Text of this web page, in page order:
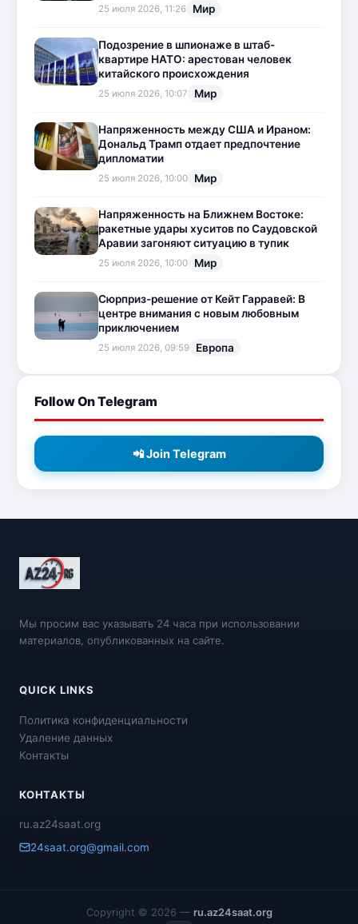
25 июля 2026, 11:26 Мир
Подозрение в шпионаже в штаб-
квартире НАТО: арестован человек
китайского происхождения
25 июля 2026, 10:07 Мир
Напряженность между США и Ираном:
Дональд Трамп отдает предпочтение
дипломатии
25 июля 2026, 10:00 Мир
Напряженность на Ближнем Востоке:
ракетные удары хуситов по Саудовской
Аравии загоняют ситуацию в тупик
25 июля 2026, 10:00 Мир
Сюрприз-решение от Кейт Гарравей: В
центре внимания с новым любовным
приключением
25 июля 2026, 09:59 Европа
Follow On Telegram
📲 Join Telegram
Мы просим вас указывать 24 часа при использовании
материалов, опубликованных на сайте.
QUICK LINKS
Политика конфиденциальности
Удаление данных
Контакты
КОНТАКТЫ
ru.az24saat.org
24saat.org@gmail.com
Copyright © 2026 — ru.az24saat.org